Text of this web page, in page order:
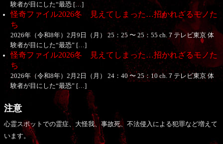
験者が目にした“最恐 […]
怪奇ファイル2026冬 見えてしまった…招かれざるモノた
ち
2026年（令和8年）2月9日（月） 25：25 〜 25：55 ch.７テレビ東京 体
験者が目にした“最恐” […]
怪奇ファイル2026冬 見えてしまった…招かれざるモノた
ち
2026年（令和8年）2月2日（月） 24：40 〜 25：10 ch.７テレビ東京 体
験者が目にした“最恐” […]
注意
心霊スポットでの霊症、大怪我、事故死、不法侵入による犯罪など増えて
います。